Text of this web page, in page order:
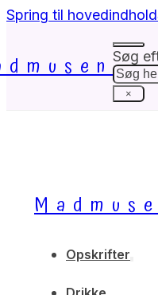
Spring til hovedindhold
Søg
Søg
×
Opskrifter